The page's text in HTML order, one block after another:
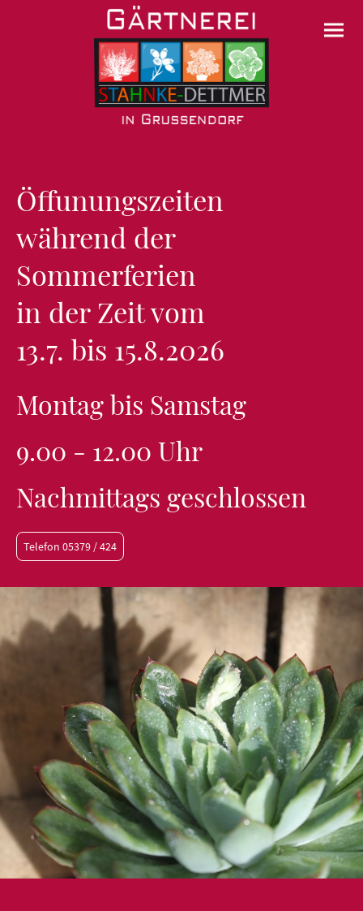
Öffunungszeiten
während der
Sommerferien
in der Zeit vom
13.7. bis 15.8.2026
Montag bis Samstag
9.00 - 12.00 Uhr
Nachmittags geschlossen
Telefon 05379 / 424